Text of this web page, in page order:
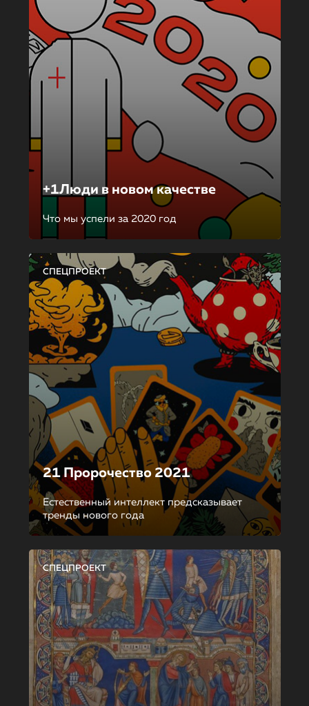
+1Люди в новом качестве
Что мы успели за 2020 год
СПЕЦПРОЕКТ
21 Пророчество 2021
Естественный интеллект предсказывает
тренды нового года
СПЕЦПРОЕКТ